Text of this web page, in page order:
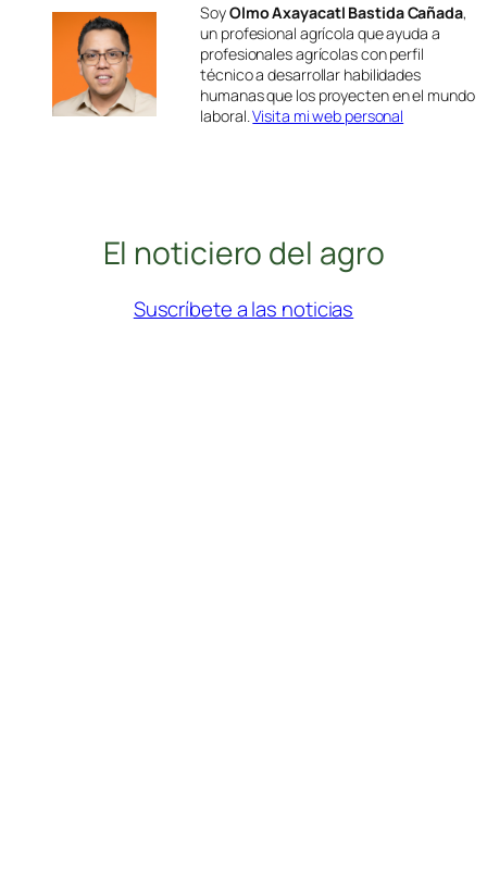
SoyOlmo Axayacatl Bastida Cañada,
un profesional agrícola que ayuda a
profesionales agrícolas con perfil
técnico a desarrollar habilidades
humanas que los proyecten en el mundo
laboral.Visita mi web personal
El noticiero del agro
Suscríbete a las noticias